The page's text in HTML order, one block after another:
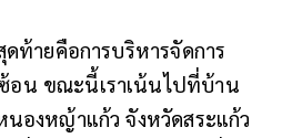
ท้ายคือการบริหารจัดการ
น ขณะนี้เราเน้นไปที่บ้าน
องหญ้าแก้ว จังหวัดสระแก้ว